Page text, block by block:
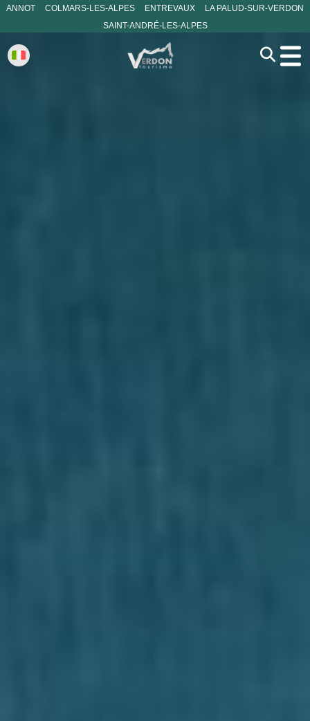
ANNOT COLMARS-LES-ALPES ENTREVAUX
LA PALUD-SUR-VERDON
SAINT-ANDRÉ-LES-ALPES